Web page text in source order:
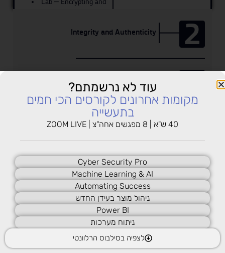
Lab – Encrypting and
a Hacker Tool
Lab – Examining
Telnet and SSH in
Wireshark
2
Integrity and Authenticity
3
Public Key Cryptography
4
Authorities and the PKI Trust System
5
Applications and Impacts of
Cryptography
6
Cryptography with Microsoft technology
עוד לא נרשמתם?
מקומות אחרונים לקורסים הכי חמים
בתעשייה
40 ש"א | 8 מפגשים אחה"צ | ZOOM LIVE
Cyber Security Pro
Machine Learning & AI
Automating Success
ניהול מוצר בעידן החדש
Power BI
ניתוח מערכות
לצפיה בסילבוס הרלוונטי